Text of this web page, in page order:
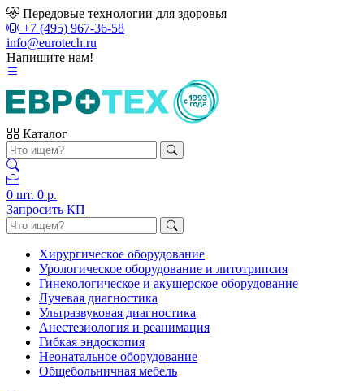
Передовые технологии для здоровья
+7 (495) 967-36-58
info@eurotech.ru
Напишите нам!
Каталог
0 шт. 0 р.
Запросить КП
Хирургическое оборудование
Урологическое оборудование и литотрипсия
Гинекологическое и акушерское оборудование
Лучевая диагностика
Ультразвуковая диагностика
Анестезиология и реанимация
Гибкая эндоскопия
Неонатальное оборудование
Общебольничная мебель